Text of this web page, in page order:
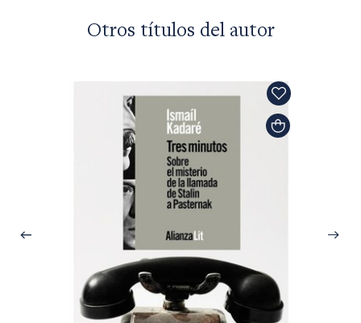
Otros títulos del autor